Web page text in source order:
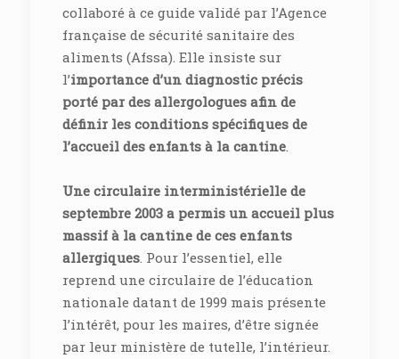
collaboré à ce guide validé par l’Agence
française de sécurité sanitaire des
aliments (Afssa). Elle insiste sur
l’importance d’un diagnostic précis
porté par des allergologues afin de
définir les conditions spécifiques de
l’accueil des enfants à la cantine.
Une circulaire interministérielle de
septembre 2003 a permis un accueil plus
massif à la cantine de ces enfants
allergiques. Pour l’essentiel, elle
reprend une circulaire de l’éducation
nationale datant de 1999 mais présente
l’intérêt, pour les maires, d’être signée
par leur ministère de tutelle, l’intérieur.